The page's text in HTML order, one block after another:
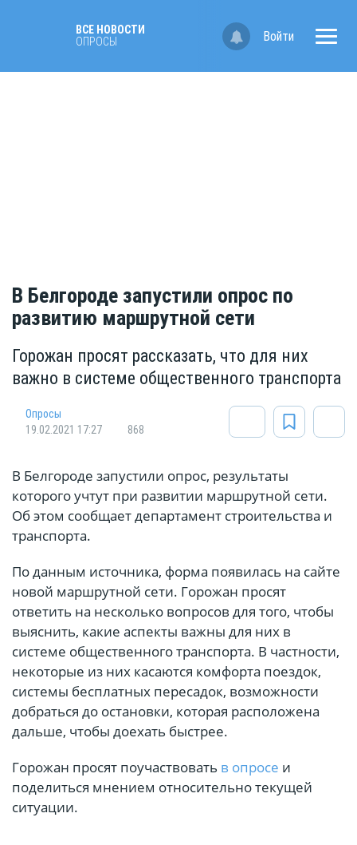
ВСЕ НОВОСТИ
ОПРОСЫ
Войти
В Белгороде запустили опрос по
развитию маршрутной сети
Горожан просят рассказать, что для них
важно в системе общественного транспорта
Опросы
19.02.2021 17:27
868
В Белгороде запустили опрос, результаты
которого учтут при развитии маршрутной сети.
Об этом сообщает департамент строительства и
транспорта.
По данным источника, форма появилась на сайте
новой маршрутной сети. Горожан просят
ответить на несколько вопросов для того, чтобы
выяснить, какие аспекты важны для них в
системе общественного транспорта. В частности,
некоторые из них касаются комфорта поездок,
системы бесплатных пересадок, возможности
добраться до остановки, которая расположена
дальше, чтобы доехать быстрее.
Горожан просят поучаствовать в опросе и
поделиться мнением относительно текущей
ситуации.